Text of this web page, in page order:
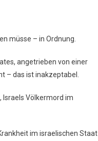
müsse – in Ordnung.
angetrieben von einer
– das ist inakzeptabel.
Israels Völkermord im
im israelischen Staat